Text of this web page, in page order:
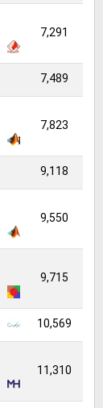
7,291
7,489
7,823
9,118
9,550
9,715
10,569
11,310